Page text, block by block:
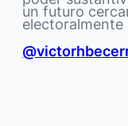
un futuro
electoralmente